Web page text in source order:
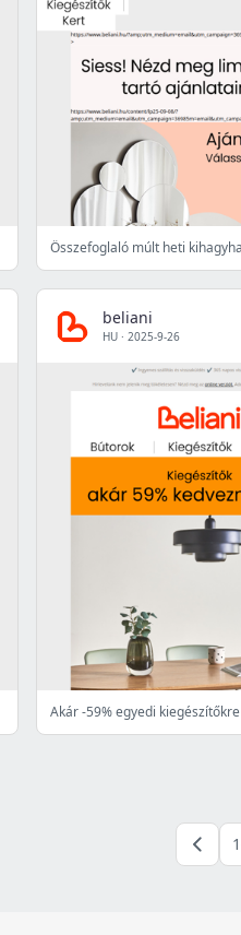
beliani
HU · 2025-9-26
Akár -59% egyedi